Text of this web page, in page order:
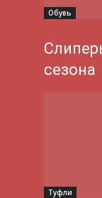
Обувь
сезона
Туфли